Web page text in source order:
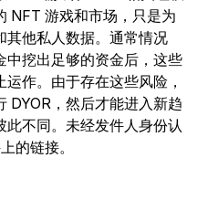
NFT 游戏和市场，只是为
其他私人数据。通常情况
中挖出足够的资金后，这些
作。由于存在这些风险，
DYOR，然后才能进入新趋
不同。未经发件人身份认
的链接。